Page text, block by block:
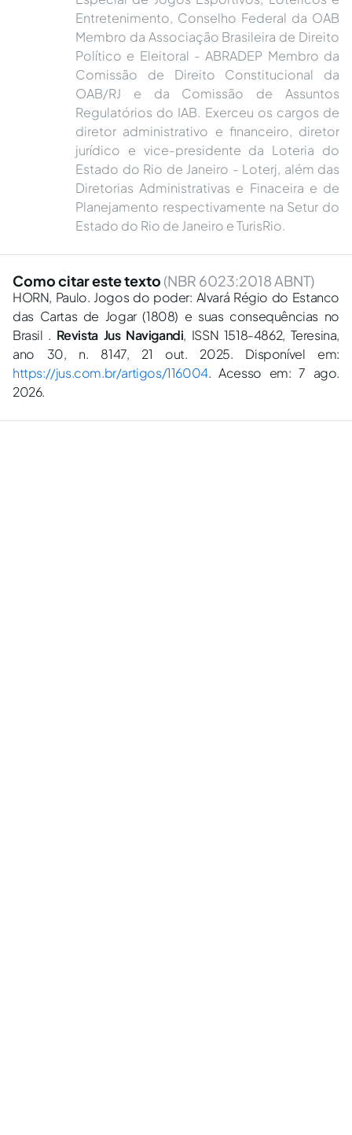
Entretenimento, Conselho Federal da OAB
Membro da Associação Brasileira de Direito
Político e Eleitoral - ABRADEP Membro da
Comissão de Direito Constitucional da
OAB/RJ e da Comissão de Assuntos
Regulatórios do IAB. Exerceu os cargos de
diretor administrativo e financeiro, diretor
jurídico e vice-presidente da Loteria do
Estado do Rio de Janeiro - Loterj, além das
Diretorias Administrativas e Finaceira e de
Planejamento respectivamente na Setur do
Estado do Rio de Janeiro e TurisRio.
Como citar este texto (NBR 6023:2018 ABNT)
HORN, Paulo. Jogos do poder: Alvará Régio do Estanco
das Cartas de Jogar (1808) e suas consequências no
Brasil . Revista Jus Navigandi, ISSN 1518-4862, Teresina,
ano 30, n. 8147, 21 out. 2025. Disponível em:
https://jus.com.br/artigos/116004. Acesso em: 7 ago.
2026.